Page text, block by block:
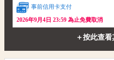
事前信用卡支付
2026年9月4日 23:59 為止免費取消
＋按此查